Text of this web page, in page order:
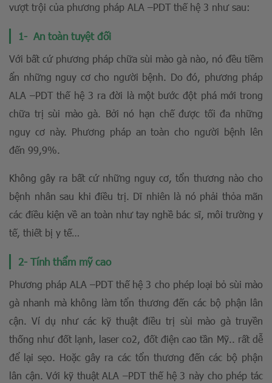
vượt trội của phương pháp ALA –PDT thế hệ 3 như sau:
1- An toàn tuyệt đối
Với bất cứ phương pháp chữa sùi mào gà nào, nó đều tiềm
ẩn những nguy cơ cho người bệnh. Do đó, phương pháp
ALA –PDT thế hệ 3 ra đời là một bước đột phá mới trong
chữa trị sùi mào gà. Bởi nó hạn chế được tối đa những
nguy cơ này. Phương pháp an toàn cho người bệnh lên
đến 99,9%.
Không gây ra bất cứ những nguy cơ, tổn thương nào cho
bệnh nhân sau khi điều trị. Dĩ nhiên là nó phải thỏa mãn
các điều kiện về an toàn như tay nghề bác sĩ, môi trường y
tế, thiết bị y tế…
2- Tính thẩm mỹ cao
Phương pháp ALA –PDT thế hệ 3 cho phép loại bỏ sùi mào
gà nhanh mà không làm tổn thương đến các bộ phận lân
cận. Ví dụ như các kỹ thuật điều trị sùi mào gà truyền
thống như đốt lạnh, laser co2, đốt điện cao tần Mỹ.. rất dễ
để lại sẹo. Hoặc gây ra các tổn thương đến các bộ phận
lân cận. Với kỹ thuật ALA –PDT thế hệ 3 này cho phép tác